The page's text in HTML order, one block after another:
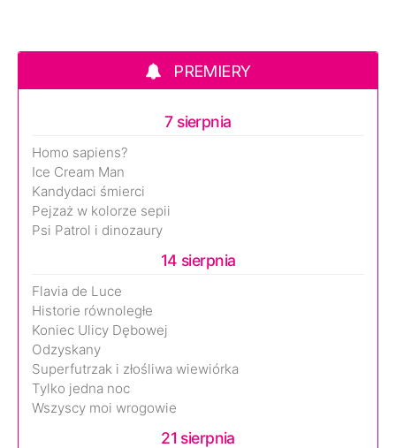
PREMIERY
7 sierpnia
Homo sapiens?
Ice Cream Man
Kandydaci śmierci
Pejzaż w kolorze sepii
Psi Patrol i dinozaury
14 sierpnia
Flavia de Luce
Historie równoległe
Koniec Ulicy Dębowej
Odzyskany
Superfutrzak i złośliwa wiewiórka
Tylko jedna noc
Wszyscy moi wrogowie
21 sierpnia